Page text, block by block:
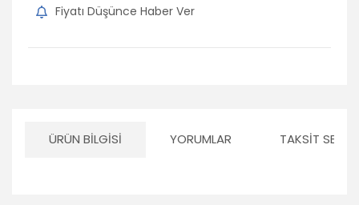
Fiyatı Düşünce Haber Ver
ÜRÜN BILGISI YORUMLAR TAKSIT